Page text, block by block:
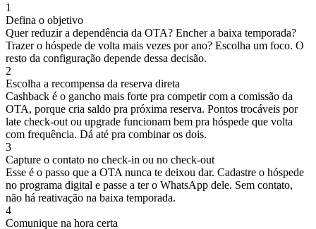
1
Defina o objetivo
Quer reduzir a dependência da OTA? Encher a baixa temporada?
Trazer o hóspede de volta mais vezes por ano? Escolha um foco. O
resto da configuração depende dessa decisão.
2
Escolha a recompensa da reserva direta
Cashback é o gancho mais forte pra competir com a comissão da
OTA, porque cria saldo pra próxima reserva. Pontos trocáveis por
late check-out ou upgrade funcionam bem pra hóspede que volta
com frequência. Dá até pra combinar os dois.
3
Capture o contato no check-in ou no check-out
Esse é o passo que a OTA nunca te deixou dar. Cadastre o hóspede
no programa digital e passe a ter o WhatsApp dele. Sem contato,
não há reativação na baixa temporada.
4
Comunique na hora certa